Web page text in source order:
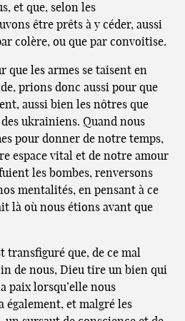
et que, selon les
être prêts à y céder, aussi
colère, ou que par convoitise.
que les armes se taisent en
prions donc aussi pour que
aussi bien les nôtres que
des ukrainiens. Quand nous
pour donner de notre temps,
espace vital et de notre amour
les bombes, renversons
mentalités, en pensant à ce
là où nous étions avant que
transfiguré que, de ce mal
de nous, Dieu tire un bien qui
paix lorsqu’elle nous
également, et malgré les